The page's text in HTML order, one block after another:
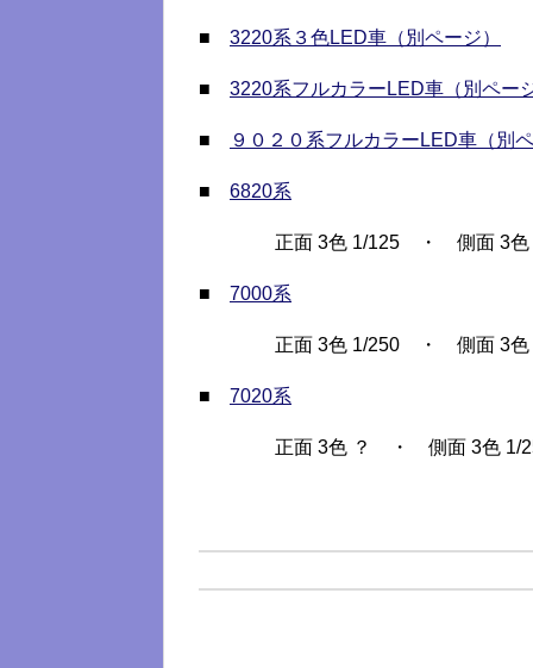
■ 3220系３色LED車（別ページ）
■ 3220系フルカラーLED車（別ページ
■ ９０２０系フルカラーLED車（別ペ
■ 6820系
正面 3色 1/125 ・ 側面 3色
■ 7000系
正面 3色 1/250 ・ 側面 3色
■ 7020系
正面 3色 ？ ・ 側面 3色 1/